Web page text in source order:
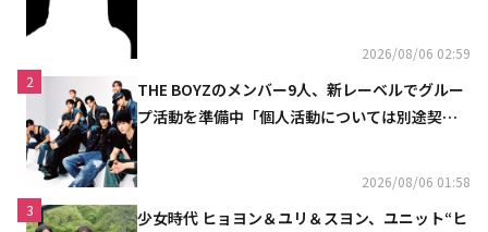
2026/08/06 02:59
2
THE BOYZのメンバー9人、新レーベルでグルー
プ活動を準備中「個人活動については別途契約
2026/08/06 01:58
3
少女時代 ヒョヨン＆ユリ＆スヨン、ユニット“ヒ